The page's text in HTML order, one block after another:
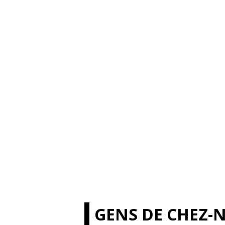
GENS DE CHEZ-